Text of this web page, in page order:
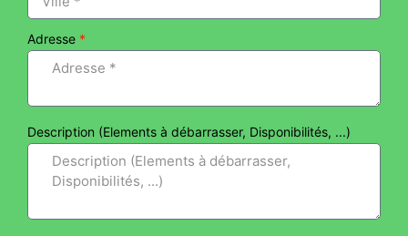
Adresse *
Description (Elements à débarrasser, Disponibilités, ...)